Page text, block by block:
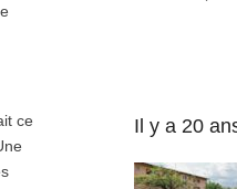
ce
Il y a 20